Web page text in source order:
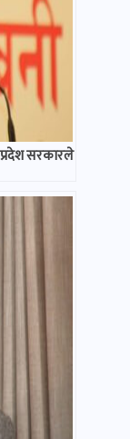
सरकारले